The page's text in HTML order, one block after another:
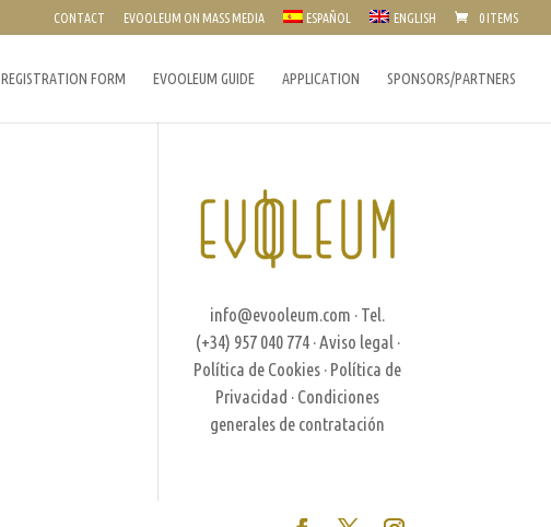
CONTACT EVOOLEUM ON MASS MEDIA ESPAÑOL ENGLISH 0 ITEMS
REGISTRATION FORM EVOOLEUM GUIDE APPLICATION SPONSORS/PARTNERS
info@evooleum.com · Tel.
(+34) 957 040 774 · Aviso legal ·
Política de Cookies · Política de
Privacidad · Condiciones
generales de contratación